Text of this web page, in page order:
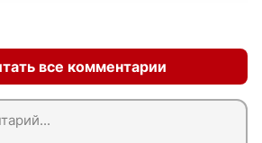
все комментарии